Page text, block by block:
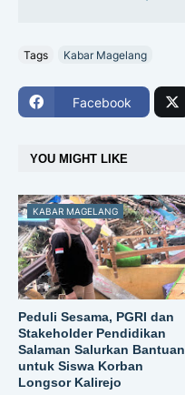
Tags Kabar Magelang
Facebook
YOU MIGHT LIKE
KABAR MAGELANG
Peduli Sesama, PGRI dan
Stakeholder Pendidikan
Salaman Salurkan Bantuan
untuk Siswa Korban
Longsor Kalirejo